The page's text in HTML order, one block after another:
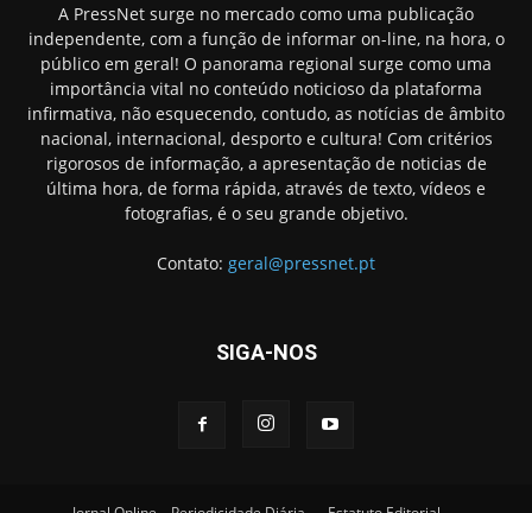
A PressNet surge no mercado como uma publicação
independente, com a função de informar on-line, na hora, o
público em geral! O panorama regional surge como uma
importância vital no conteúdo noticioso da plataforma
infirmativa, não esquecendo, contudo, as notícias de âmbito
nacional, internacional, desporto e cultura! Com critérios
rigorosos de informação, a apresentação de noticias de
última hora, de forma rápida, através de texto, vídeos e
fotografias, é o seu grande objetivo.
Contato: geral@pressnet.pt
SIGA-NOS